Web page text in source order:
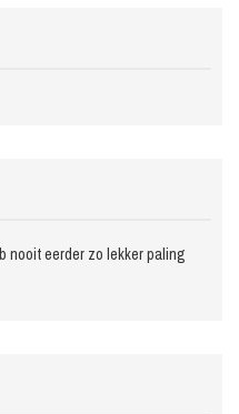
nooit eerder zo lekker paling